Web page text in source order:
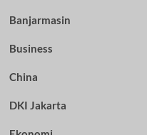
Banjarmasin
Business
China
DKI Jakarta